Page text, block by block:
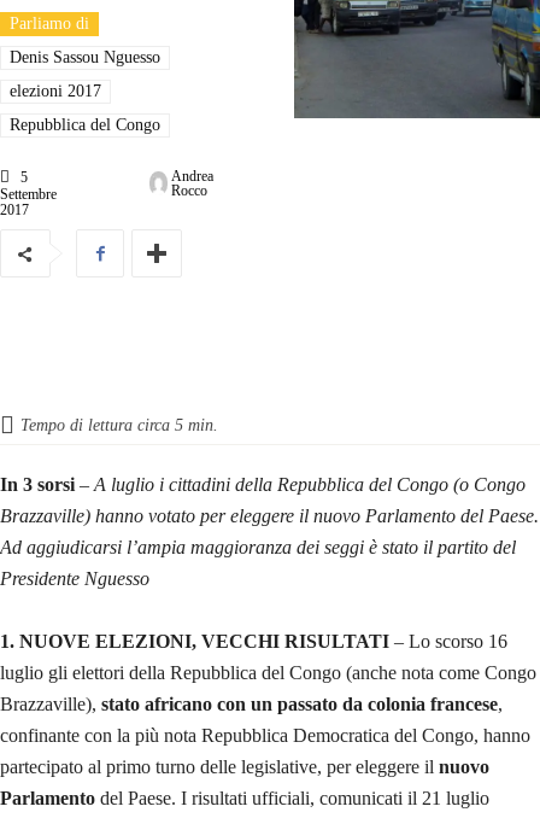
Parliamo di
Denis Sassou Nguesso
elezioni 2017
Repubblica del Congo
5
Settembre
2017
Andrea
Rocco
Tempo di lettura circa 5 min.
In 3 sorsi – A luglio i cittadini della Repubblica del Congo (o Congo
Brazzaville) hanno votato per eleggere il nuovo Parlamento del Paese.
Ad aggiudicarsi l’ampia maggioranza dei seggi è stato il partito del
Presidente Nguesso
1. NUOVE ELEZIONI, VECCHI RISULTATI – Lo scorso 16
luglio gli elettori della Repubblica del Congo (anche nota come Congo
Brazzaville), stato africano con un passato da colonia francese,
confinante con la più nota Repubblica Democratica del Congo, hanno
partecipato al primo turno delle legislative, per eleggere il nuovo
Parlamento del Paese. I risultati ufficiali, comunicati il 21 luglio